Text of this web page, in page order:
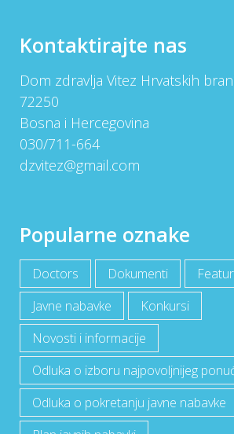
Kontaktirajte nas
Dom zdravlja Vitez Hrvatskih
72250
Bosna i Hercegovina
030/711-664
dzvitez@gmail.com
Popularne oznake
Doctors Dokumenti
Javne nabavke
Konkursi
Novosti i informacije
Odluka o izboru najpovoljnijeg
Odluka o pokretanju javne nabavke